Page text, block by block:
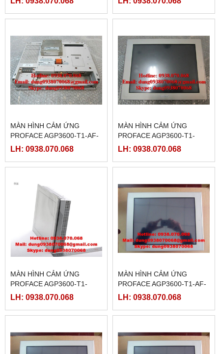
MÀN HÌNH CẢM ỨNG
PROFACE AGP3600-T1-AF-
FN1M,( PFXGP3600TAAFN )
LH: 0938.070.068
MÀN HÌNH CẢM ỨNG
PROFACE AGP3600-T1-
D24-D81C,(
LH: 0938.070.068
MÀN HÌNH CẢM ỨNG
PROFACE AGP3600-T1-
D24-D81K,(
LH: 0938.070.068
MÀN HÌNH CẢM ỨNG
PROFACE AGP3600-T1-AF-
D81C,( PFXGP3600TAADC)
LH: 0938.070.068